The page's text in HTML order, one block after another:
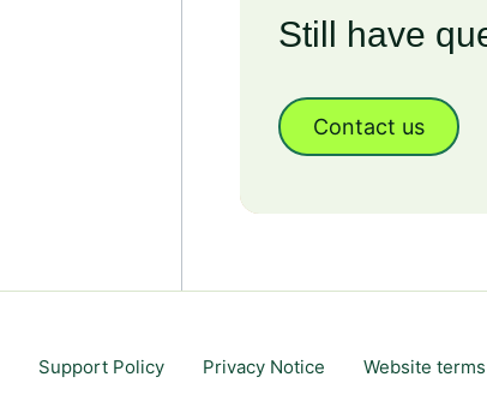
Still have
Contact us
Support Policy Privacy Notice Website